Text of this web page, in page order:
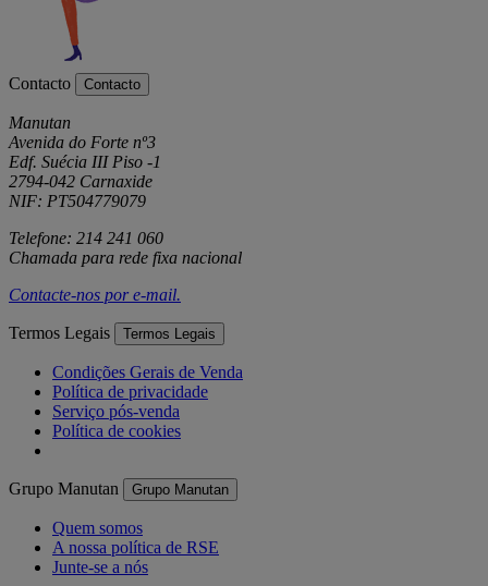
Contacto Contacto
Manutan
Avenida do Forte nº3
Edf. Suécia III Piso -1
2794-042 Carnaxide
NIF: PT504779079
Telefone: 214 241 060
Chamada para rede fixa nacional
Contacte-nos pore-mail.
Termos Legais Termos Legais
Condições Gerais de Venda
Política de privacidade
Serviço pós-venda
Política de cookies
Grupo Manutan Grupo Manutan
Quem somos
A nossa política de RSE
Junte-se a nós